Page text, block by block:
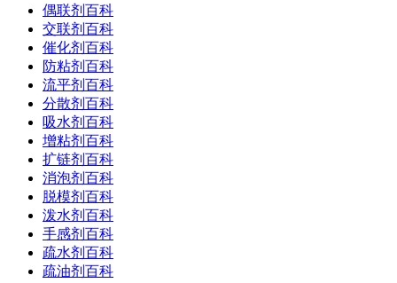
偶联剂百科
交联剂百科
催化剂百科
防粘剂百科
流平剂百科
分散剂百科
吸水剂百科
增粘剂百科
扩链剂百科
消泡剂百科
脱模剂百科
泼水剂百科
手感剂百科
疏水剂百科
疏油剂百科